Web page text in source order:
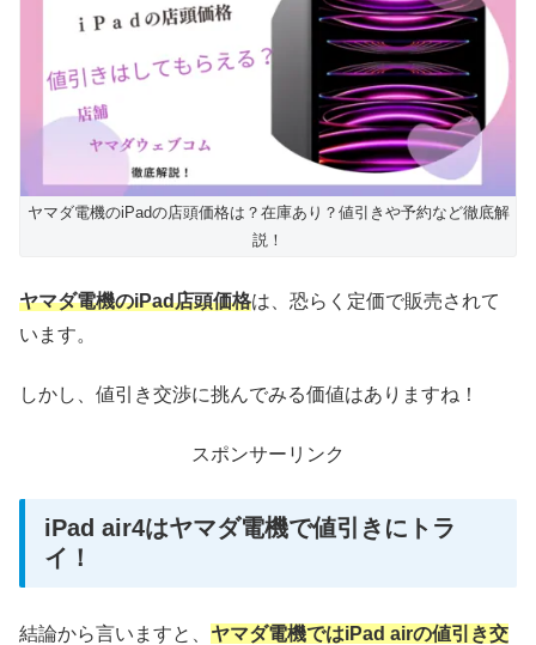
ヤマダ電機のiPadの店頭価格は？在庫あり？値引きや予約など徹底解
説！
ヤマダ電機のiPad店頭価格は、恐らく定価で販売されて
います。
しかし、値引き交渉に挑んでみる価値はありますね！
スポンサーリンク
iPad air4はヤマダ電機で値引きにトラ
イ！
結論から言いますと、 ヤマダ電機ではiPad airの値引き交